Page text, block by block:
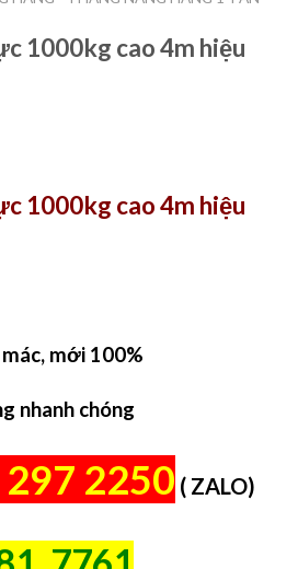
1000kg cao 4m hiệu
1000kg cao 4m hiệu
mới 100%
nhanh chóng
2250 ( ZALO)